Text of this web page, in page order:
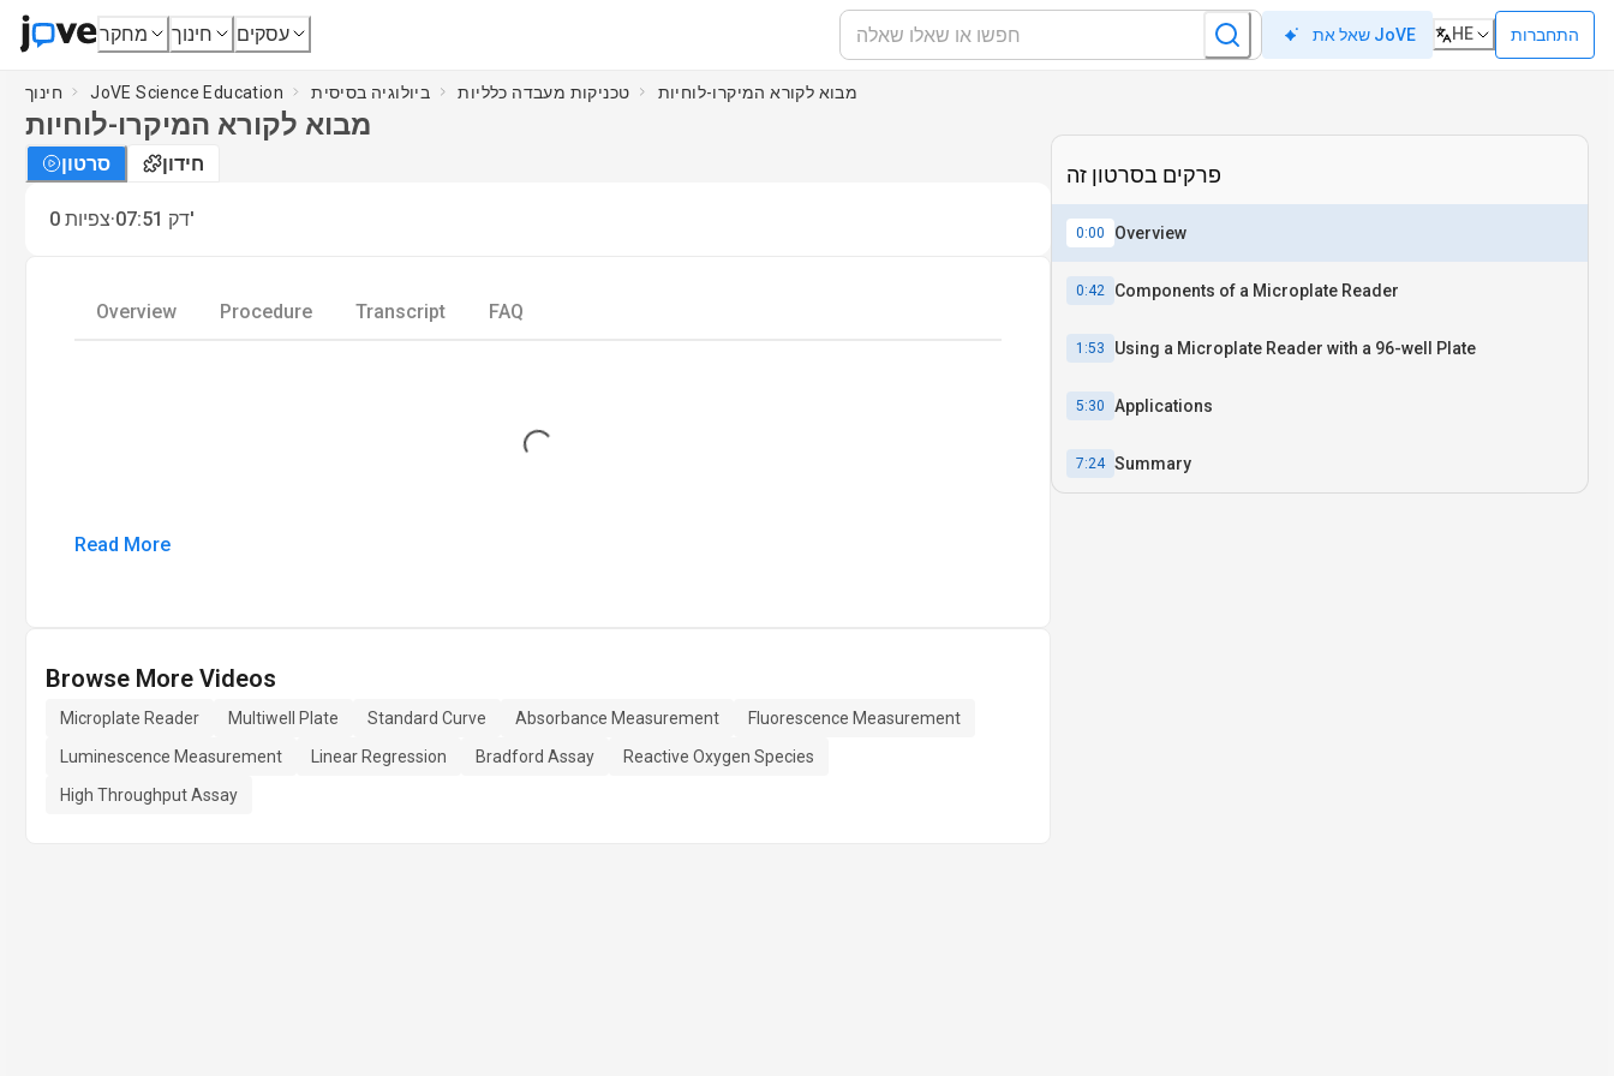
מחקר חינוך עסקים שאל את JoVE HE התחברות
חינוך JoVE Science Education ביולוגיה בסיסית טכניקות מעבדה כלליות מבוא לקורא המיקרו-לוחיות
מבוא לקורא המיקרו-לוחיות
סרטון חידון
0 צפיות·07:51 דק'
Overview Procedure Transcript FAQ
Loading...
Read More
Browse More Videos
Microplate Reader Multiwell Plate Standard Curve Absorbance Measurement
Fluorescence Measurement
Luminescence Measurement
Linear Regression Bradford Assay
Reactive Oxygen Species
High Throughput Assay
פרקים בסרטון זה
0:00 Overview
0:42 Components of a Microplate Reader
1:53 Using a Microplate Reader with a 96-well Plate
5:30 Applications
7:24 Summary